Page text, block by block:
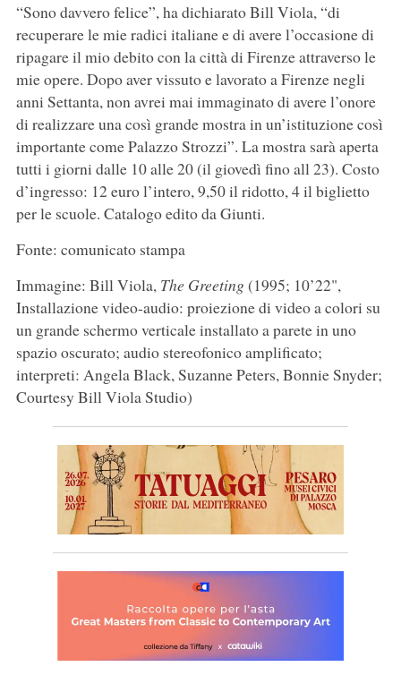
“Sono davvero felice”, ha dichiarato Bill Viola, “di
recuperare le mie radici italiane e di avere l’occasione di
ripagare il mio debito con la città di Firenze attraverso le
mie opere. Dopo aver vissuto e lavorato a Firenze negli
anni Settanta, non avrei mai immaginato di avere l’onore
di realizzare una così grande mostra in un’istituzione così
importante come Palazzo Strozzi”. La mostra sarà aperta
tutti i giorni dalle 10 alle 20 (il giovedì fino all 23). Costo
d’ingresso: 12 euro l’intero, 9,50 il ridotto, 4 il biglietto
per le scuole. Catalogo edito da Giunti.
Fonte: comunicato stampa
Immagine: Bill Viola, The Greeting(1995; 10’22",
Installazione video-audio: proiezione di video a colori su
un grande schermo verticale installato a parete in uno
spazio oscurato; audio stereofonico amplificato;
interpreti: Angela Black, Suzanne Peters, Bonnie Snyder;
Courtesy Bill Viola Studio)